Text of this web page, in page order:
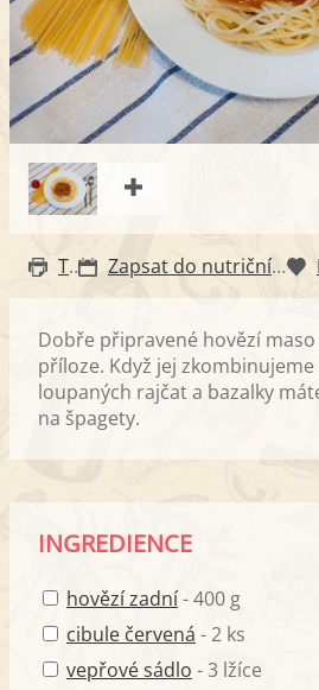
Tisk Zapsat do nutričního diáře
Dobře připravené hovězí maso
příloze. Když jej
loupaných rajčat a bazalky
na špagety.
INGREDIENCE
hovězí zadní- 400 g
cibule červená - 2 ks
vepřové sádlo - 3 lžíce